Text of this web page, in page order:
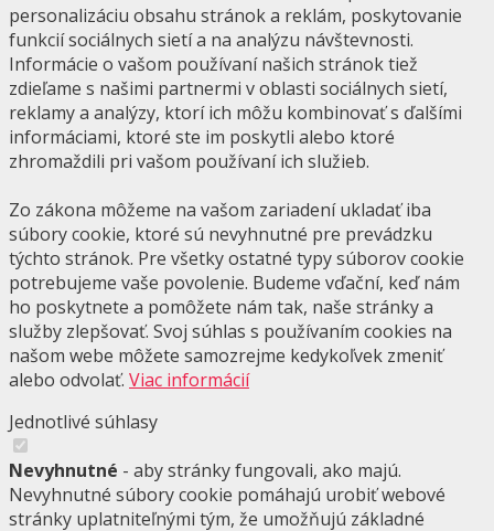
personalizáciu obsahu stránok a reklám, poskytovanie
funkcií sociálnych sietí a na analýzu návštevnosti.
Informácie o vašom používaní našich stránok tiež
zdieľame s našimi partnermi v oblasti sociálnych sietí,
reklamy a analýzy, ktorí ich môžu kombinovať s ďalšími
informáciami, ktoré ste im poskytli alebo ktoré
zhromaždili pri vašom používaní ich služieb.
Zo zákona môžeme na vašom zariadení ukladať iba
súbory cookie, ktoré sú nevyhnutné pre prevádzku
týchto stránok. Pre všetky ostatné typy súborov cookie
potrebujeme vaše povolenie. Budeme vďační, keď nám
ho poskytnete a pomôžete nám tak, naše stránky a
služby zlepšovať. Svoj súhlas s používaním cookies na
našom webe môžete samozrejme kedykoľvek zmeniť
alebo odvolať. Viac informácií
Jednotlivé súhlasy
Nevyhnutné - aby stránky fungovali, ako majú.
Nevyhnutné súbory cookie pomáhajú urobiť webové
stránky uplatniteľnými tým, že umožňujú základné